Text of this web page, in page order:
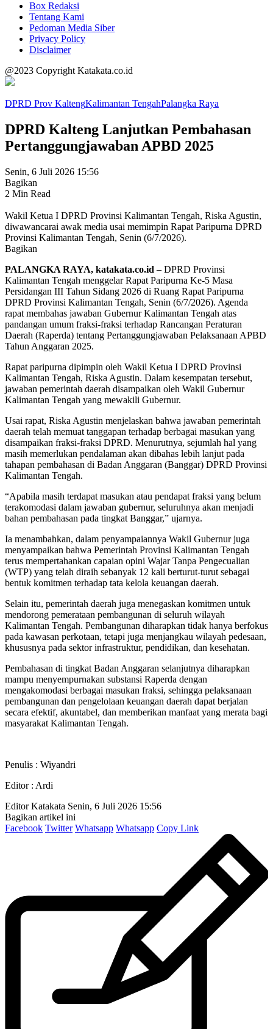
Box Redaksi
Tentang Kami
Pedoman Media Siber
Privacy Policy
Disclaimer
@2023 Copyright Katakata.co.id
DPRD Prov KaltengKalimantan TengahPalangka Raya
DPRD Kalteng Lanjutkan Pembahasan
Pertanggungjawaban APBD 2025
Senin, 6 Juli 2026 15:56
Bagikan
2 Min Read
Wakil Ketua I DPRD Provinsi Kalimantan Tengah, Riska Agustin,
diwawancarai awak media usai memimpin Rapat Paripurna DPRD
Provinsi Kalimantan Tengah, Senin (6/7/2026).
Bagikan
PALANGKA RAYA, katakata.co.id – DPRD Provinsi
Kalimantan Tengah menggelar Rapat Paripurna Ke-5 Masa
Persidangan III Tahun Sidang 2026 di Ruang Rapat Paripurna
DPRD Provinsi Kalimantan Tengah, Senin (6/7/2026). Agenda
rapat membahas jawaban Gubernur Kalimantan Tengah atas
pandangan umum fraksi-fraksi terhadap Rancangan Peraturan
Daerah (Raperda) tentang Pertanggungjawaban Pelaksanaan APBD
Tahun Anggaran 2025.
Rapat paripurna dipimpin oleh Wakil Ketua I DPRD Provinsi
Kalimantan Tengah, Riska Agustin. Dalam kesempatan tersebut,
jawaban pemerintah daerah disampaikan oleh Wakil Gubernur
Kalimantan Tengah yang mewakili Gubernur.
Usai rapat, Riska Agustin menjelaskan bahwa jawaban pemerintah
daerah telah memuat tanggapan terhadap berbagai masukan yang
disampaikan fraksi-fraksi DPRD. Menurutnya, sejumlah hal yang
masih memerlukan pendalaman akan dibahas lebih lanjut pada
tahapan pembahasan di Badan Anggaran (Banggar) DPRD Provinsi
Kalimantan Tengah.
“Apabila masih terdapat masukan atau pendapat fraksi yang belum
terakomodasi dalam jawaban gubernur, seluruhnya akan menjadi
bahan pembahasan pada tingkat Banggar,” ujarnya.
Ia menambahkan, dalam penyampaiannya Wakil Gubernur juga
menyampaikan bahwa Pemerintah Provinsi Kalimantan Tengah
terus mempertahankan capaian opini Wajar Tanpa Pengecualian
(WTP) yang telah diraih sebanyak 12 kali berturut-turut sebagai
bentuk komitmen terhadap tata kelola keuangan daerah.
Selain itu, pemerintah daerah juga menegaskan komitmen untuk
mendorong pemerataan pembangunan di seluruh wilayah
Kalimantan Tengah. Pembangunan diharapkan tidak hanya berfokus
pada kawasan perkotaan, tetapi juga menjangkau wilayah pedesaan,
khususnya pada sektor infrastruktur, pendidikan, dan kesehatan.
Pembahasan di tingkat Badan Anggaran selanjutnya diharapkan
mampu menyempurnakan substansi Raperda dengan
mengakomodasi berbagai masukan fraksi, sehingga pelaksanaan
pembangunan dan pengelolaan keuangan daerah dapat berjalan
secara efektif, akuntabel, dan memberikan manfaat yang merata bagi
masyarakat Kalimantan Tengah.
Penulis : Wiyandri
Editor : Ardi
Editor Katakata Senin, 6 Juli 2026 15:56
Bagikan artikel ini
Facebook Twitter Whatsapp Whatsapp Copy Link